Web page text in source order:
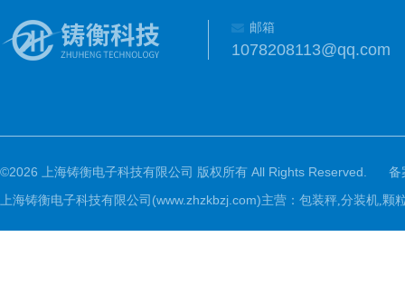
邮箱
1078208113@qq.com
©2026 上海铸衡电子科技有限公司 版权所有 All Rights Reserved.
备
上海铸衡电子科技有限公司(www.zhzkbzj.com)主营： 包装秤,分装机,颗